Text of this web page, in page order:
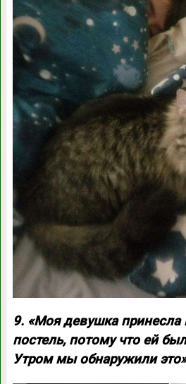
9. «Моя девушка
постель, потому что ей
Утром мы обнаружили это»